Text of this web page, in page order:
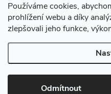
Používáme cookies,
prohlížení webu a díky
zlepšovali jeho funkce,
Odmítnout
Z
á
Drevobis